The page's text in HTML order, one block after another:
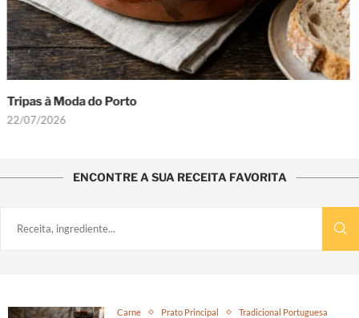
Bifanas à Moda do Porto: O Sabor do Norte
ENCONTRE A SUA RECEITA FAVORITA
Carne Prato Principal Tradicional Portuguesa